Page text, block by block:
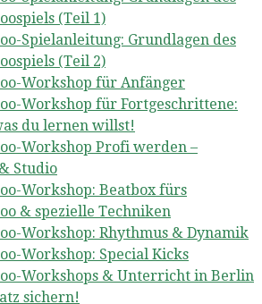
(Teil 1)
Spielanleitung: Grundlagen des
(Teil 2)
Workshop für Anfänger
Workshop für Fortgeschrittene:
du lernen willst!
Workshop Profi werden –
Studio
Workshop: Beatbox fürs
& spezielle Techniken
Workshop: Rhythmus & Dynamik
Workshop: Special Kicks
Workshops & Unterricht in Berlin
sichern!